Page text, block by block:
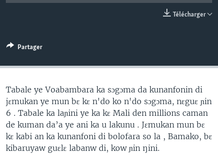
Télécharger
Partager
Tabale ye Voabambara ka sɔgɔma da kunanfonin di
jɛmukan ye mun bɛ kɛ n'do ko n'do sɔgɔma, nɛguɛ ɲin
6 . Tabale ka laɲini ye ka kɛ Mali den millions caman
de kuman da’a ye ani ka u lakunu . Jɛmukan mun bɛ
kɛ kabi an ka kunanfoni di bolofara so la , Bamako, bɛ
kibaruyaw guɛlɛ labanw di, kow ɲin ŋini.